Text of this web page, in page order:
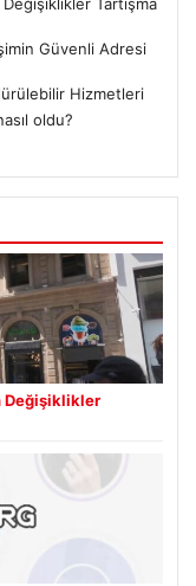
Güvenli Adresi
Hizmetleri
oldu?
Değişiklikler